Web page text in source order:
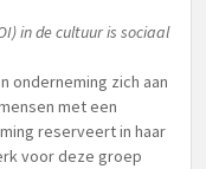
in de cultuur is sociaal
onderneming zich aan
met een
reserveert in haar
voor deze groep